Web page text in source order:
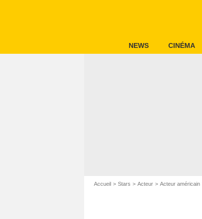
NEWS CINÉMA
Accueil Stars Acteur Acteur américain